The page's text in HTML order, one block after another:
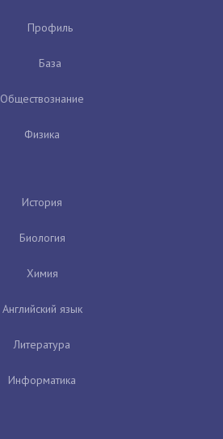
Профиль
База
Обществознание
Физика
История
Биология
Химия
Английский язык
Литература
Информатика